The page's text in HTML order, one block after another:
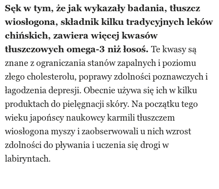
Sęk w tym, że jak wykazały badania, tłuszcz
wiosłogona, składnik kilku tradycyjnych leków
chińskich, zawiera więcej kwasów
tłuszczowych omega-3 niż łosoś. Te kwasy są
znane z ograniczania stanów zapalnych i poziomu
złego cholesterolu, poprawy zdolności poznawczych i
łagodzenia depresji. Obecnie używa się ich w kilku
produktach do pielęgnacji skóry. Na początku tego
wieku japońscy naukowcy karmili tłuszczem
wiosłogona myszy i zaobserwowali u nich wzrost
zdolności do pływania i uczenia się drogi w
labiryntach.